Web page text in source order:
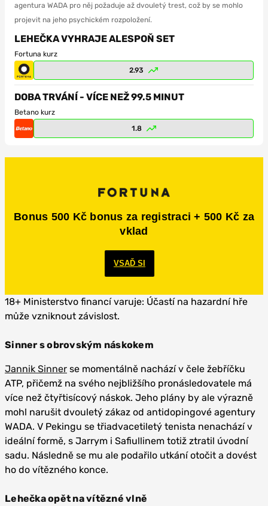
agentura WADA pro něj požaduje až dvouletý trest, což by se mohlo
projevit na jeho psychickém rozpoložení.
LEHEČKA VYHRAJE ALESPOŇ SET
Fortuna kurz
2.93
DOBA TRVÁNÍ - VÍCE NEŽ 99.5 MINUT
Betano kurz
1.8
Bonus 500 Kč bonus za registraci + 500 Kč za
vklad
VSAĎ SI
18+ Ministerstvo financí varuje: Účastí na hazardní hře
může vzniknout závislost.
Sinner s obrovským náskokem
Jannik Sinner se momentálně nachází v čele žebříčku
ATP, přičemž na svého nejbližšího pronásledovatele má
více než čtyřtisícový náskok. Jeho plány by ale výrazně
mohl narušit dvouletý zákaz od antidopingové agentury
WADA. V Pekingu se třiadvacetiletý tenista nenachází v
ideální formě, s Jarrym i Safiullinem totiž ztratil úvodní
sadu. Následně se mu ale podařilo utkání otočit a dovést
ho do vítězného konce.
Lehečka opět na vítězné vlně